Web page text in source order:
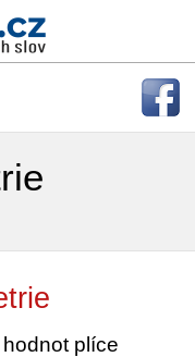
hodnot plíce